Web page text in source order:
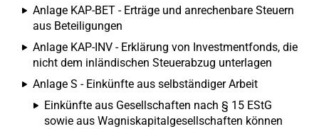
Anlage KAP-BET - Erträge und anrechenbare Steuern
aus Beteiligungen
Anlage KAP-INV - Erklärung von Investmentfonds, die
nicht dem inländischen Steuerabzug unterlagen
Anlage S - Einkünfte aus selbständiger Arbeit
Einkünfte aus Gesellschaften nach § 15 EStG
sowie aus Wagniskapitalgesellschaften können